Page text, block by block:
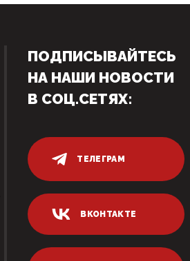
ПОДПИСЫВАЙТЕСЬ
НА НАШИ НОВОСТИ
В СОЦ.СЕТЯХ:
ТЕЛЕГРАМ
ВКОНТАКТЕ